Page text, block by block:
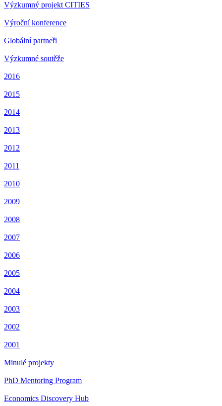
Výzkumný projekt CITIES
Výroční konference
Globální partneři
Výzkumné soutěže
2016
2015
2014
2013
2012
2011
2010
2009
2008
2007
2006
2005
2004
2003
2002
2001
Minulé projekty
PhD Mentoring Program
Economics Discovery Hub